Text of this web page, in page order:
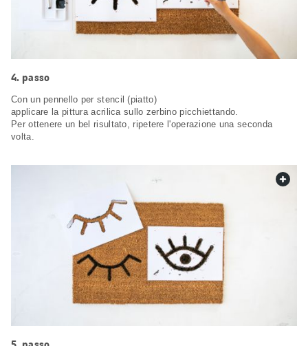
passo
Con un pennello per stencil (piatto)
applicare la pittura acrilica sullo zerbino picchiettando.
Per ottenere un bel risultato, ripetere l'operazione una seconda
volta.